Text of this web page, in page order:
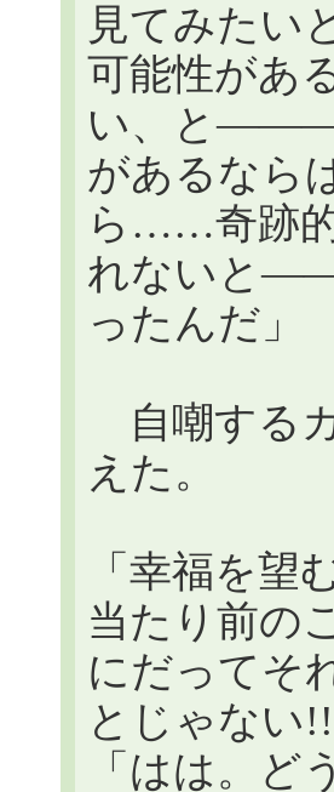
見てみたい
可能性があ
い、と―――
があるなら
ら……奇跡
れないと
ったんだ」
自嘲する
えた。
「幸福を
当たり前の
にだってそ
とじゃない!!
「はは。